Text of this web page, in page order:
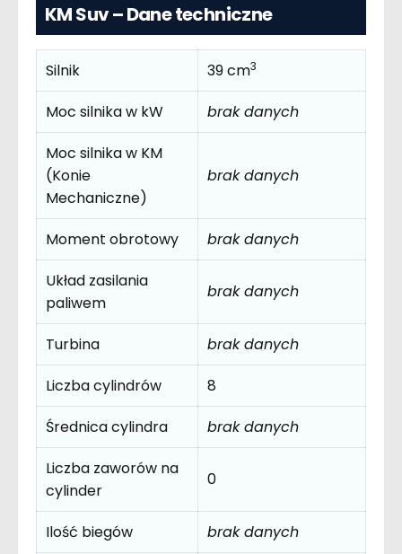
KM Suv – Dane techniczne
Silnik 39 cm3
Moc silnika w kW
brak danych
Moc silnika w KM
(Konie
Mechaniczne)
brak danych
Moment obrotowy
brak danych
Układ zasilania
paliwem
brak danych
Turbina
brak danych
Liczba cylindrów
8
Średnica cylindra
brak danych
Liczba zaworów na
cylinder
0
Ilość biegów
brak danych